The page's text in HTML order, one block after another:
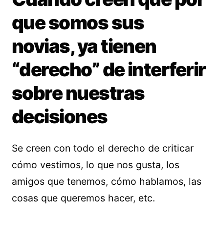
que somos sus
novias, ya tienen
“derecho” de interferir
sobre nuestras
decisiones
Se creen con todo el derecho de criticar
cómo vestimos, lo que nos gusta, los
amigos que tenemos, cómo hablamos, las
cosas que queremos hacer, etc.